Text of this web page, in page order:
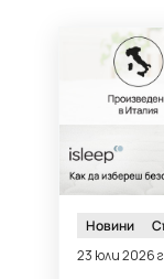
Новини
23 юли 2026